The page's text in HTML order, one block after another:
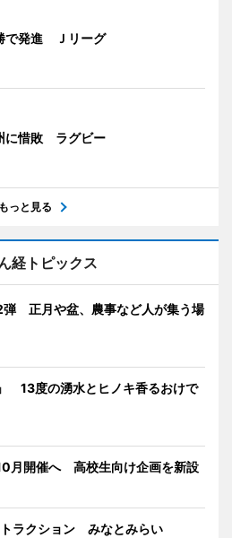
で発進 Ｊリーグ
に惜敗 ラグビー
もっと見る
経トピックス
弾 正月や盆、農事など人が集う場
13度の湧水とヒノキ香るおけで
月開催へ 高校生向け企画を新設
ラクション みなとみらい